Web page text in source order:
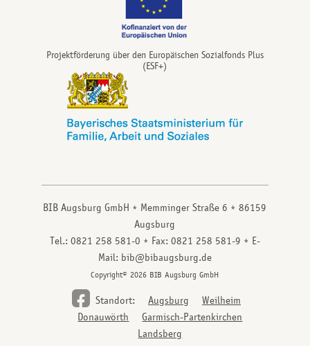
Projektförderung über den Europäischen Sozialfonds Plus
(ESF+)
BIB Augsburg GmbH Memminger Straße 6
86159
Augsburg
Tel.: 0821 258 581-0
Fax: 0821 258 581-9
E-
Mail: bib@bibaugsburg.de
Copyright© 2026 BIB Augsburg GmbH
Standort: Augsburg
Weilheim
Donauwörth
Garmisch-Partenkirchen
Landsberg